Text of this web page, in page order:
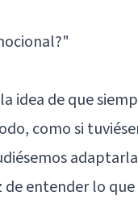
"
idea de que
como si
entender lo